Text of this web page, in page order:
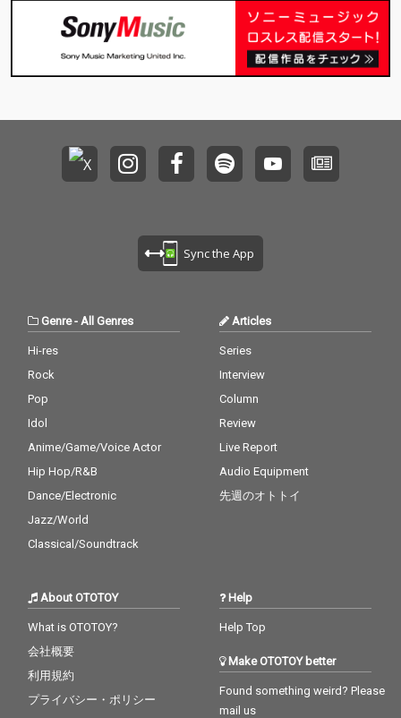
Sync the App
Genre- All Genres
Hi-res
Rock
Pop
Idol
Anime/Game/Voice Actor
Hip Hop/R&B
Dance/Electronic
Jazz/World
Classical/Soundtrack
Articles
Series
Interview
Column
Review
Live Report
Audio Equipment
先週のオトトイ
About OTOTOY
What is OTOTOY?
会社概要
利用規約
プライバシー・ポリシー
Help
Help Top
Make OTOTOY better
Found something weird? Please
mail us